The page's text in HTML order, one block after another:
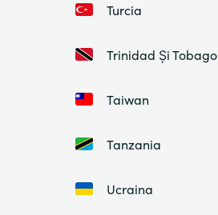
Turcia
Trinidad Și Tobago
Taiwan
Tanzania
Ucraina